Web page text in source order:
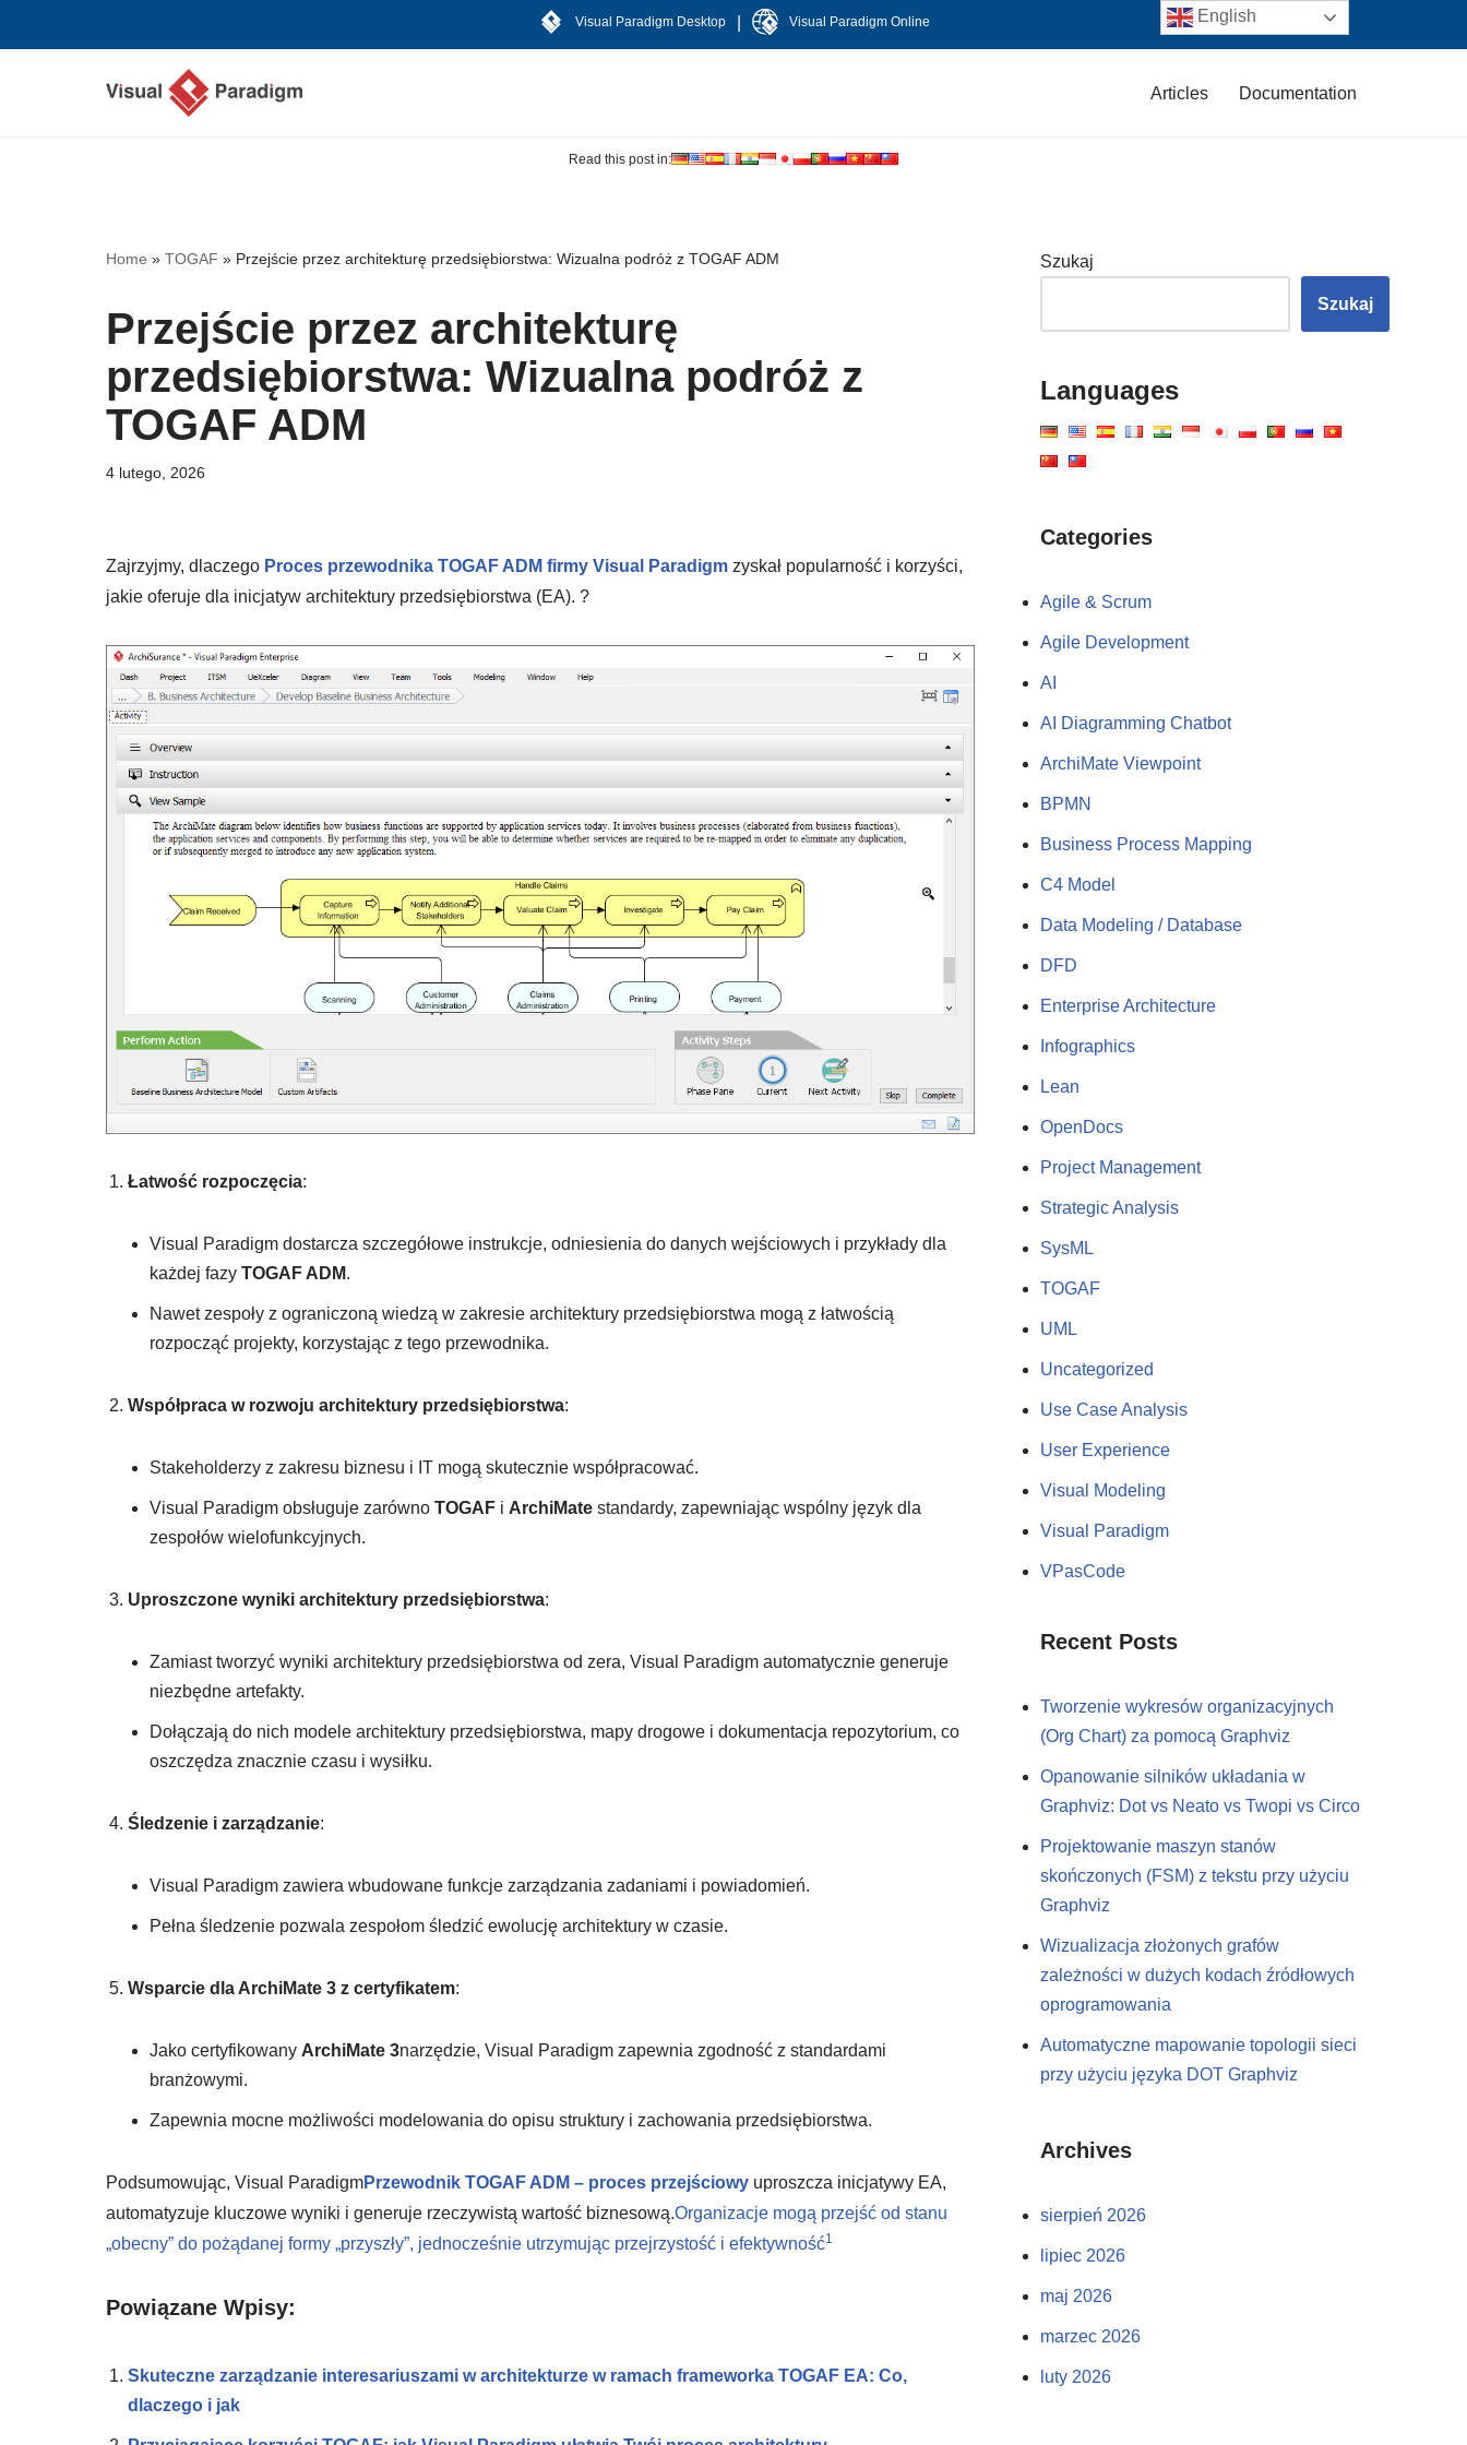
Visual Paradigm Desktop Visual Paradigm Online
Articles Documentation
Read this post in:
Home » TOGAF » Przejście przez architekturę przedsiębiorstwa: Wizualna podróż z TOGAF ADM
Przejście przez architekturę
przedsiębiorstwa: Wizualna podróż z
TOGAF ADM
4 lutego, 2026
Zajrzyjmy, dlaczego Proces przewodnika TOGAF ADM firmy Visual Paradigm zyskał popularność i korzyści,
jakie oferuje dla inicjatyw architektury przedsiębiorstwa (EA). ?
Łatwość rozpoczęcia:
Visual Paradigm dostarcza szczegółowe instrukcje, odniesienia do danych wejściowych i przykłady dla
każdej fazy TOGAF ADM.
Nawet zespoły z ograniczoną wiedzą w zakresie architektury przedsiębiorstwa mogą z łatwością
rozpocząć projekty, korzystając z tego przewodnika.
Współpraca w rozwoju architektury przedsiębiorstwa:
Stakeholderzy z zakresu biznesu i IT mogą skutecznie współpracować.
Visual Paradigm obsługuje zarówno TOGAF i ArchiMate standardy, zapewniając wspólny język dla
zespołów wielofunkcyjnych.
Uproszczone wyniki architektury przedsiębiorstwa:
Zamiast tworzyć wyniki architektury przedsiębiorstwa od zera, Visual Paradigm automatycznie generuje
niezbędne artefakty.
Dołączają do nich modele architektury przedsiębiorstwa, mapy drogowe i dokumentacja repozytorium, co
oszczędza znacznie czasu i wysiłku.
Śledzenie i zarządzanie:
Visual Paradigm zawiera wbudowane funkcje zarządzania zadaniami i powiadomień.
Pełna śledzenie pozwala zespołom śledzić ewolucję architektury w czasie.
Wsparcie dla ArchiMate 3 z certyfikatem:
Jako certyfikowany ArchiMate 3narzędzie, Visual Paradigm zapewnia zgodność z standardami
branżowymi.
Zapewnia mocne możliwości modelowania do opisu struktury i zachowania przedsiębiorstwa.
Podsumowując, Visual ParadigmPrzewodnik TOGAF ADM – proces przejściowy uproszcza inicjatywy EA,
automatyzuje kluczowe wyniki i generuje rzeczywistą wartość biznesową.Organizacje mogą przejść od stanu
„obecny” do pożądanej formy „przyszły”, jednocześnie utrzymując przejrzystość i efektywność1
Powiązane Wpisy:
Skuteczne zarządzanie interesariuszami w architekturze w ramach frameworka TOGAF EA: Co,
dlaczego i jak
Szukaj
Szukaj
Languages
Categories
Agile & Scrum
Agile Development
AI
AI Diagramming Chatbot
ArchiMate Viewpoint
BPMN
Business Process Mapping
C4 Model
Data Modeling / Database
DFD
Enterprise Architecture
Infographics
Lean
OpenDocs
Project Management
Strategic Analysis
SysML
TOGAF
UML
Uncategorized
Use Case Analysis
User Experience
Visual Modeling
Visual Paradigm
VPasCode
Recent Posts
Tworzenie wykresów organizacyjnych
(Org Chart) za pomocą Graphviz
Opanowanie silników układania w
Graphviz: Dot vs Neato vs Twopi vs Circo
Projektowanie maszyn stanów
skończonych (FSM) z tekstu przy użyciu
Graphviz
Wizualizacja złożonych grafów
zależności w dużych kodach źródłowych
oprogramowania
Automatyczne mapowanie topologii sieci
przy użyciu języka DOT Graphviz
Archives
sierpień 2026
lipiec 2026
maj 2026
marzec 2026
luty 2026
English